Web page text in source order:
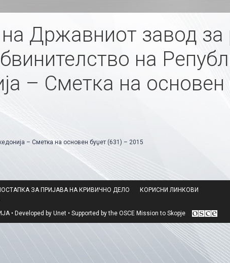
Државниот завод за
на
– Сметка на основен
– Сметка на основен буџет (631) – 2015
ЗА ПРИЈАВА НА КРИВИЧНО ДЕЛО
КОРИСНИ ЛИНКОВИ
by Unet • Supported by the OSCE Mission to Skopje